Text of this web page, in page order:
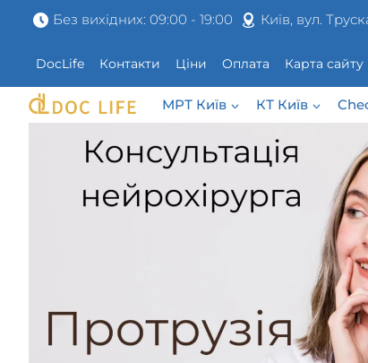
Перейти
Без вихідних: 09:00 - 19:00 Київ, вул.
DocLife Контакти Ціни Оплата Карта сайту
МРТ Київ КТ Київ